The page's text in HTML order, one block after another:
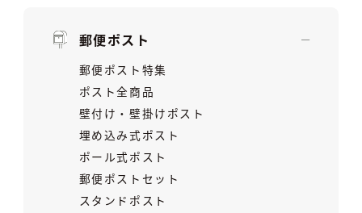
郵便ポスト
郵便ポスト特集
ポスト全商品
壁付け・壁掛けポスト
埋め込み式ポスト
ポール式ポスト
郵便ポストセット
スタンドポスト